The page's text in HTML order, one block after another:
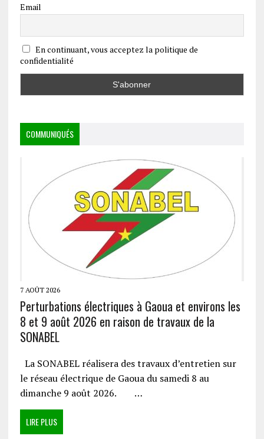
Email
En continuant, vous acceptez la politique de
confidentialité
COMMUNIQUÉS
7 AOÛT 2026
Perturbations électriques à Gaoua et environs les
8 et 9 août 2026 en raison de travaux de la
SONABEL
La SONABEL réalisera des travaux d’entretien sur
le réseau électrique de Gaoua du samedi 8 au
dimanche 9 août 2026. …
LIRE PLUS